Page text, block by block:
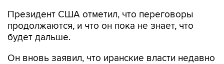
Президент США отметил, что переговоры
продолжаются, и что он пока не знает, что
будет дальше.
Он вновь заявил, что иранские власти недавно